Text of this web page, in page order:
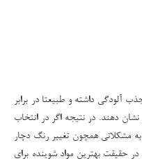
آلودگی داشته و طبیعتا در برابر
نشان دهند. در نتیجه اگر در انتخاب
مشکلاتی همچون تغییر رنگ دچار
حقیقت بهترین مواد شوینده برای